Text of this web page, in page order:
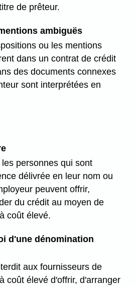
de prêteur.
ambiguës
ou les mentions
dans un contrat de crédit
des documents connexes
sont interprétées en
les personnes qui sont
délivrée en leur nom ou
peuvent offrir,
du crédit au moyen de
coût élevé.
d'une dénomination
aux fournisseurs de
coût élevé d'offrir, d'arranger